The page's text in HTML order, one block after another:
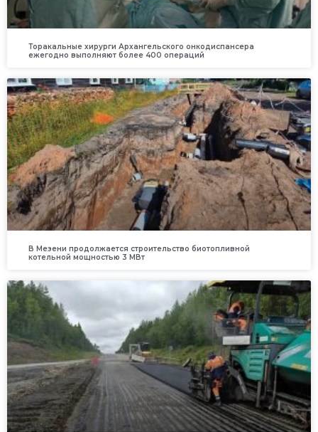
Торакальные хирурги Архангельского онкодиспансера
ежегодно выполняют более 400 операций
В Мезени продолжается строительство биотопливной
котельной мощностью 3 МВт